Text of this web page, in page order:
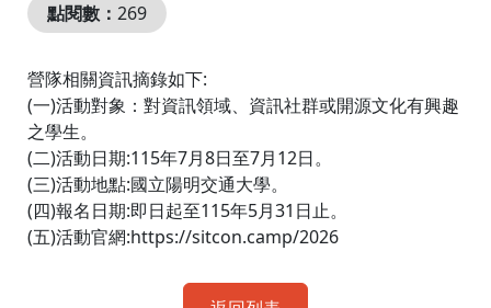
點閱數： 269
營隊相關資訊摘錄如下:
(一)活動對象：對資訊領域、資訊社群或開源文化有興趣
之學生。
(二)活動日期:115年7月8日至7月12日。
(三)活動地點:國立陽明交通大學。
(四)報名日期:即日起至115年5月31日止。
(五)活動官網:https://sitcon.camp/2026